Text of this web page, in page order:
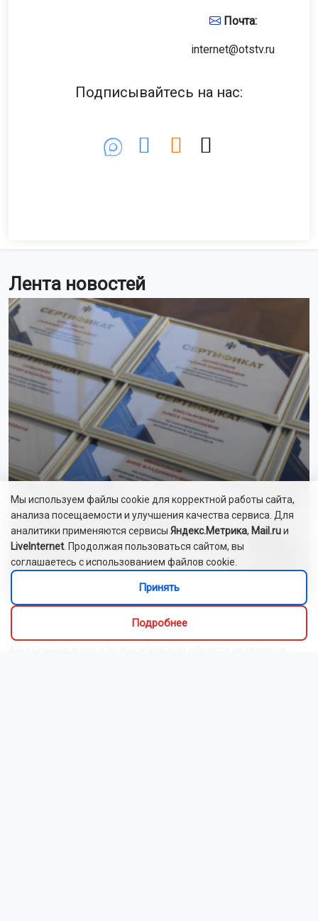
Лента новостей
28 многодетным семьям НСО вручили
Двух наркодилеров задержали в Новосибирске
Почта:
internet@otstv.ru
Подписывайтесь на нас:
Мы используем файлы cookie для корректной работы сайта,
анализа посещаемости и улучшения качества сервиса. Для
аналитики применяются сервисы Яндекс.Метрика, Mail.ruи
LiveInternet . Продолжая пользоваться сайтом, вы
соглашаетесь с использованием файлов cookie.
Принять
Подробнее